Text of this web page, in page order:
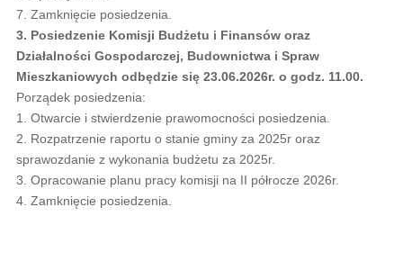
7. Zamknięcie posiedzenia.
3. Posiedzenie Komisji Budżetu i Finansów oraz
Działalności Gospodarczej, Budownictwa i Spraw
Mieszkaniowych odbędzie się 23.06.2026r. o godz. 11.00.
Porządek posiedzenia:
1. Otwarcie i stwierdzenie prawomocności posiedzenia.
2. Rozpatrzenie raportu o stanie gminy za 2025r oraz
sprawozdanie z wykonania budżetu za 2025r.
3. Opracowanie planu pracy komisji na II półrocze 2026r.
4. Zamknięcie posiedzenia.